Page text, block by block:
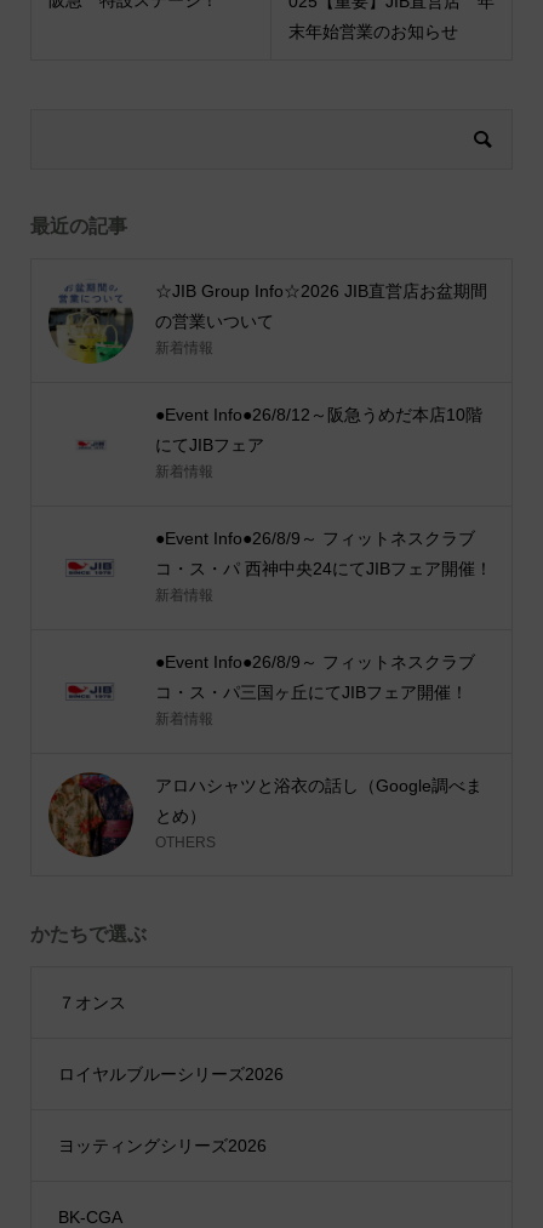
末年始営業のお知らせ
最近の記事
☆JIB Group Info☆2026 JIB直営店お盆期間
の営業いついて
新着情報
●Event Info●26/8/12～阪急うめだ本店10階
にてJIBフェア
新着情報
●Event Info●26/8/9～ フィットネスクラブ
コ・ス・パ 西神中央24にてJIBフェア開催！
新着情報
●Event Info●26/8/9～ フィットネスクラブ
コ・ス・パ三国ヶ丘にてJIBフェア開催！
新着情報
アロハシャツと浴衣の話し（Google調べま
とめ）
OTHERS
かたちで選ぶ
７オンス
ロイヤルブルーシリーズ2026
ヨッティングシリーズ2026
BK-CGA